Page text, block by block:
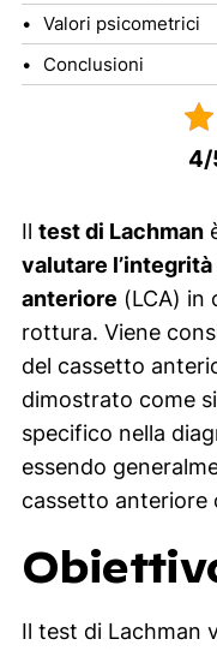
Valori psicometrici
Conclusioni
4/
Il test di Lachman
valutare
anteriore (LCA) in
rottura. Viene
del cassetto
dimostrato come
specifico nella
essendo
cassetto anteriore
Il test di Lachman